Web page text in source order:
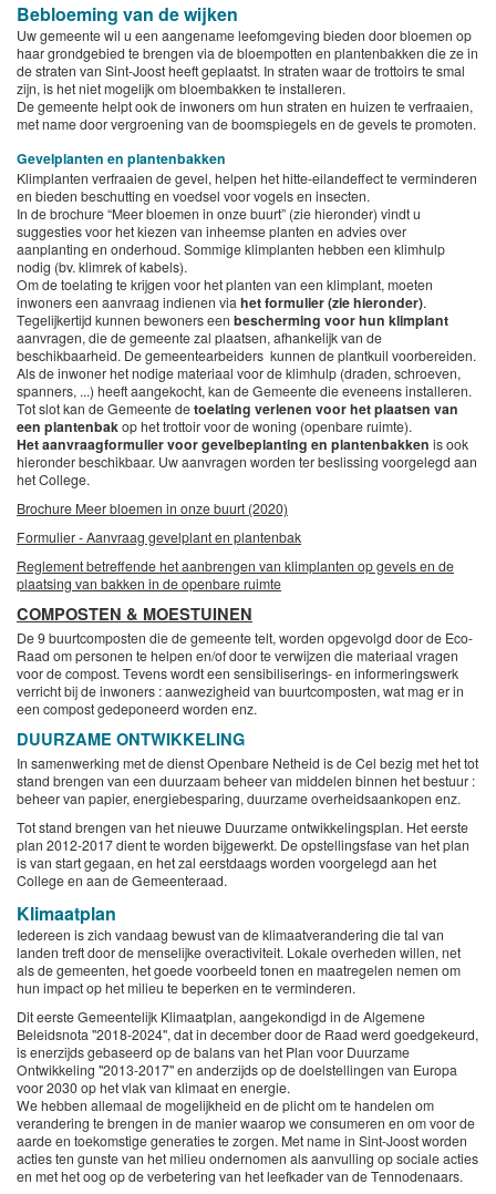
Bebloeming van de wijken
Uw gemeente wil u een aangename leefomgeving bieden door bloemen op
haar grondgebied te brengen via de bloempotten en plantenbakken die ze in
de straten van Sint-Joost heeft geplaatst. In straten waar de trottoirs te smal
zijn, is het niet mogelijk om bloembakken te installeren.
De gemeente helpt ook de inwoners om hun straten en huizen te verfraaien,
met name door vergroening van de boomspiegels en de gevels te promoten.
Gevelplanten en plantenbakken
Klimplanten verfraaien de gevel, helpen het hitte-eilandeffect te verminderen
en bieden beschutting en voedsel voor vogels en insecten.
In de brochure “Meer bloemen in onze buurt” (zie hieronder) vindt u
suggesties voor het kiezen van inheemse planten en advies over
aanplanting en onderhoud. Sommige klimplanten hebben een klimhulp
nodig (bv. klimrek of kabels).
Om de toelating te krijgen voor het planten van een klimplant, moeten
inwoners een aanvraag indienen via het formulier (zie hieronder).
Tegelijkertijd kunnen bewoners een bescherming voor hun klimplant
aanvragen, die de gemeente zal plaatsen, afhankelijk van de
beschikbaarheid. De gemeentearbeiders kunnen de plantkuil voorbereiden.
Als de inwoner het nodige materiaal voor de klimhulp (draden, schroeven,
spanners, ...) heeft aangekocht, kan de Gemeente die eveneens installeren.
Tot slot kan de Gemeente detoelating verlenen voor het plaatsen van
een plantenbakop het trottoir voor de woning (openbare ruimte).
Het aanvraagformulier voor gevelbeplanting en plantenbakken is ook
hieronder beschikbaar. Uw aanvragen worden ter beslissing voorgelegd aan
het College.
Brochure Meer bloemen in onze buurt (2020)
Formulier - Aanvraag gevelplant en plantenbak
Reglement betreffende het aanbrengen van klimplanten op gevels en de
plaatsing van bakken in de openbare ruimte
COMPOSTEN & MOESTUINEN
De 9 buurtcomposten die de gemeente telt, worden opgevolgd door de Eco-
Raad om personen te helpen en/of door te verwijzen die materiaal vragen
voor de compost. Tevens wordt een sensibiliserings- en informeringswerk
verricht bij de inwoners : aanwezigheid van buurtcomposten, wat mag er in
een compost gedeponeerd worden enz.
DUURZAME ONTWIKKELING
In samenwerking met de dienst Openbare Netheid is de Cel bezig met het tot
stand brengen van een duurzaam beheer van middelen binnen het bestuur :
beheer van papier, energiebesparing, duurzame overheidsaankopen enz.
Tot stand brengen van het nieuwe Duurzame ontwikkelingsplan. Het eerste
plan 2012-2017 dient te worden bijgewerkt. De opstellingsfase van het plan
is van start gegaan, en het zal eerstdaags worden voorgelegd aan het
College en aan de Gemeenteraad.
Klimaatplan
Iedereen is zich vandaag bewust van de klimaatverandering die tal van
landen treft door de menselijke overactiviteit. Lokale overheden willen, net
als de gemeenten, het goede voorbeeld tonen en maatregelen nemen om
hun impact op het milieu te beperken en te verminderen.
Dit eerste Gemeentelijk Klimaatplan, aangekondigd in de Algemene
Beleidsnota "2018-2024", dat in december door de Raad werd goedgekeurd,
is enerzijds gebaseerd op de balans van het Plan voor Duurzame
Ontwikkeling "2013-2017" en anderzijds op de doelstellingen van Europa
voor 2030 op het vlak van klimaat en energie.
We hebben allemaal de mogelijkheid en de plicht om te handelen om
verandering te brengen in de manier waarop we consumeren en om voor de
aarde en toekomstige generaties te zorgen. Met name in Sint-Joost worden
acties ten gunste van het milieu ondernomen als aanvulling op sociale acties
en met het oog op de verbetering van het leefkader van de Tennodenaars.